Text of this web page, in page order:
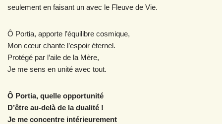
seulement en faisant un avec le Fleuve de Vie.
Ô Portia, apporte l’équilibre cosmique,
Mon cœur chante l’espoir éternel.
Protégé par l’aile de la Mère,
Je me sens en unité avec tout.
Ô Portia, quelle opportunité
D’être au-delà de la dualité !
Je me concentre intérieurement